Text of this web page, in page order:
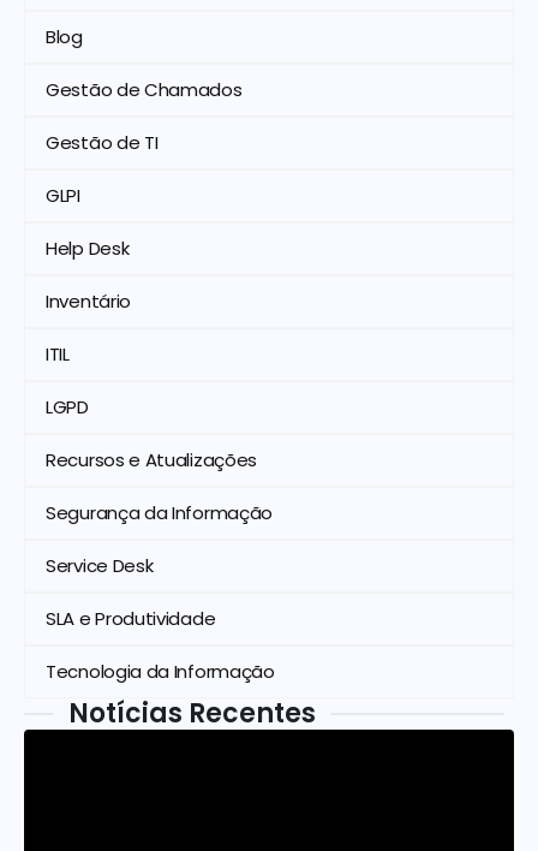
Blog
Gestão de Chamados
Gestão de TI
GLPI
Help Desk
Inventário
ITIL
LGPD
Recursos e Atualizações
Segurança da Informação
Service Desk
SLA e Produtividade
Tecnologia da Informação
Notícias Recentes